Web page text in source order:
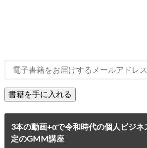
3本の動画+αで令和時代の個人ビジネ
定のGMM講座